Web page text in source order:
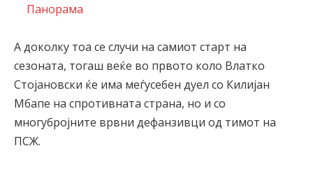
Панорама
А доколку тоа се случи на самиот старт на
сезоната, тогаш веќе во првото коло Влатко
Стојановски ќе има меѓусебен дуел со Килијан
Мбапе на спротивната страна, но и со
многубројните врвни дефанзивци од тимот на
ПСЖ.